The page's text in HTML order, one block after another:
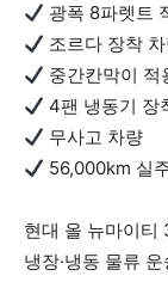
광폭 8파렛트
조르다 장착
중간칸막이 적
4팬 냉동기 장
무사고 차량
56,000km 실
현대 올 뉴마이티
냉장·냉동 물류